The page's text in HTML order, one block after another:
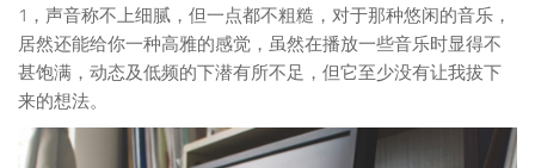
1，声音称不上细腻，但一点都不粗糙，对于那种悠闲的音乐，
居然还能给你一种高雅的感觉，虽然在播放一些音乐时显得不
甚饱满，动态及低频的下潜有所不足，但它至少没有让我拔下
来的想法。